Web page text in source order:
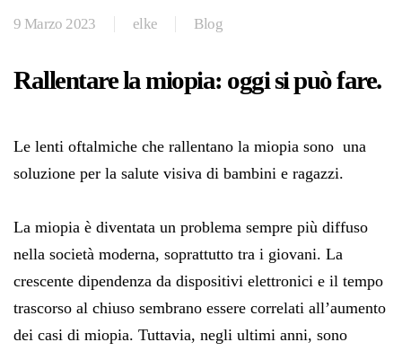
9 Marzo 2023 elke Blog
Rallentare la miopia: oggi si può fare.
Le lenti oftalmiche che rallentano la miopia sono una
soluzione per la salute visiva di bambini e ragazzi.
La miopia è diventata un problema sempre più diffuso
nella società moderna, soprattutto tra i giovani. La
crescente dipendenza da dispositivi elettronici e il tempo
trascorso al chiuso sembrano essere correlati all’aumento
dei casi di miopia. Tuttavia, negli ultimi anni, sono